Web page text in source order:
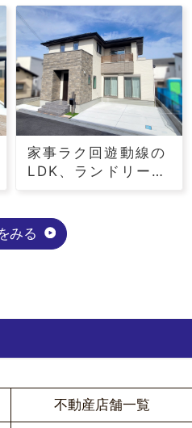
家事ラク回遊動線の
LDK、ランドリール
みる
不動産店舗一覧